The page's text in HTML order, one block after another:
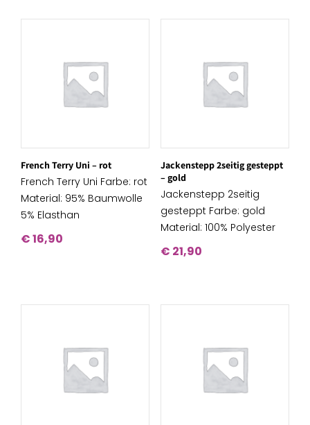
French Terry Uni – rot
French Terry Uni Farbe: rot
Material: 95% Baumwolle
5% Elasthan
€16,90
Jackenstepp 2seitig gesteppt
– gold
Jackenstepp 2seitig
gesteppt Farbe: gold
Material: 100% Polyester
€ 21,90